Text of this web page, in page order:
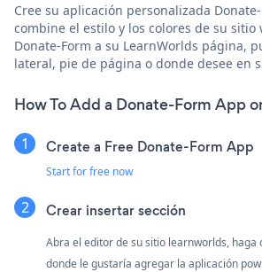
Cree su aplicación personalizada
combine el estilo y los colores de su sitio
Donate-Form a su LearnWorlds página,
lateral, pie de página o donde desee en
How To Add a Donate-Form App
Create a Free Donate-Form App
Start for free now
Crear insertar sección
Abra el editor de su sitio learnworlds, haga
donde le gustaría agregar la aplicación